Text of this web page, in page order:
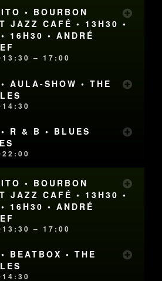
• BOURBON
JAZZ CAFÉ • 13H30 •
16H30 • ANDRÉ
– 17:00
AULA-SHOW • THE
R & B • BLUES
• BOURBON
JAZZ CAFÉ • 13H30 •
16H30 • ANDRÉ
– 17:00
BEATBOX • THE